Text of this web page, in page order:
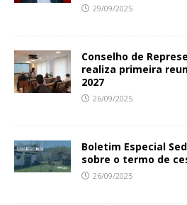
29/09/2025
Conselho de
realiza primeira
2027
26/09/2025
Boletim Especial
sobre o termo de
26/09/2025